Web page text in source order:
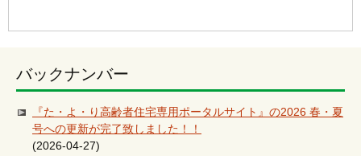
バックナンバー
『た・よ・り高齢者住宅専用ポータルサイト』の2026 春・夏
号への更新が完了致しました！！
(2026-04-27)